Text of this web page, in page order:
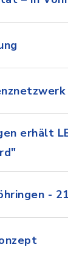
erhält
-